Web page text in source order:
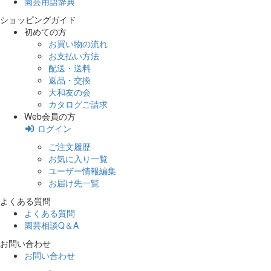
ショッピングガイド
初めての方
お買い物の流れ
お支払い方法
配送・送料
返品・交換
大和友の会
カタログご請求
Web会員の方
ログイン
ご注文履歴
お気に入り一覧
ユーザー情報編集
お届け先一覧
よくある質問
よくある質問
園芸相談Q＆A
お問い合わせ
お問い合わせ